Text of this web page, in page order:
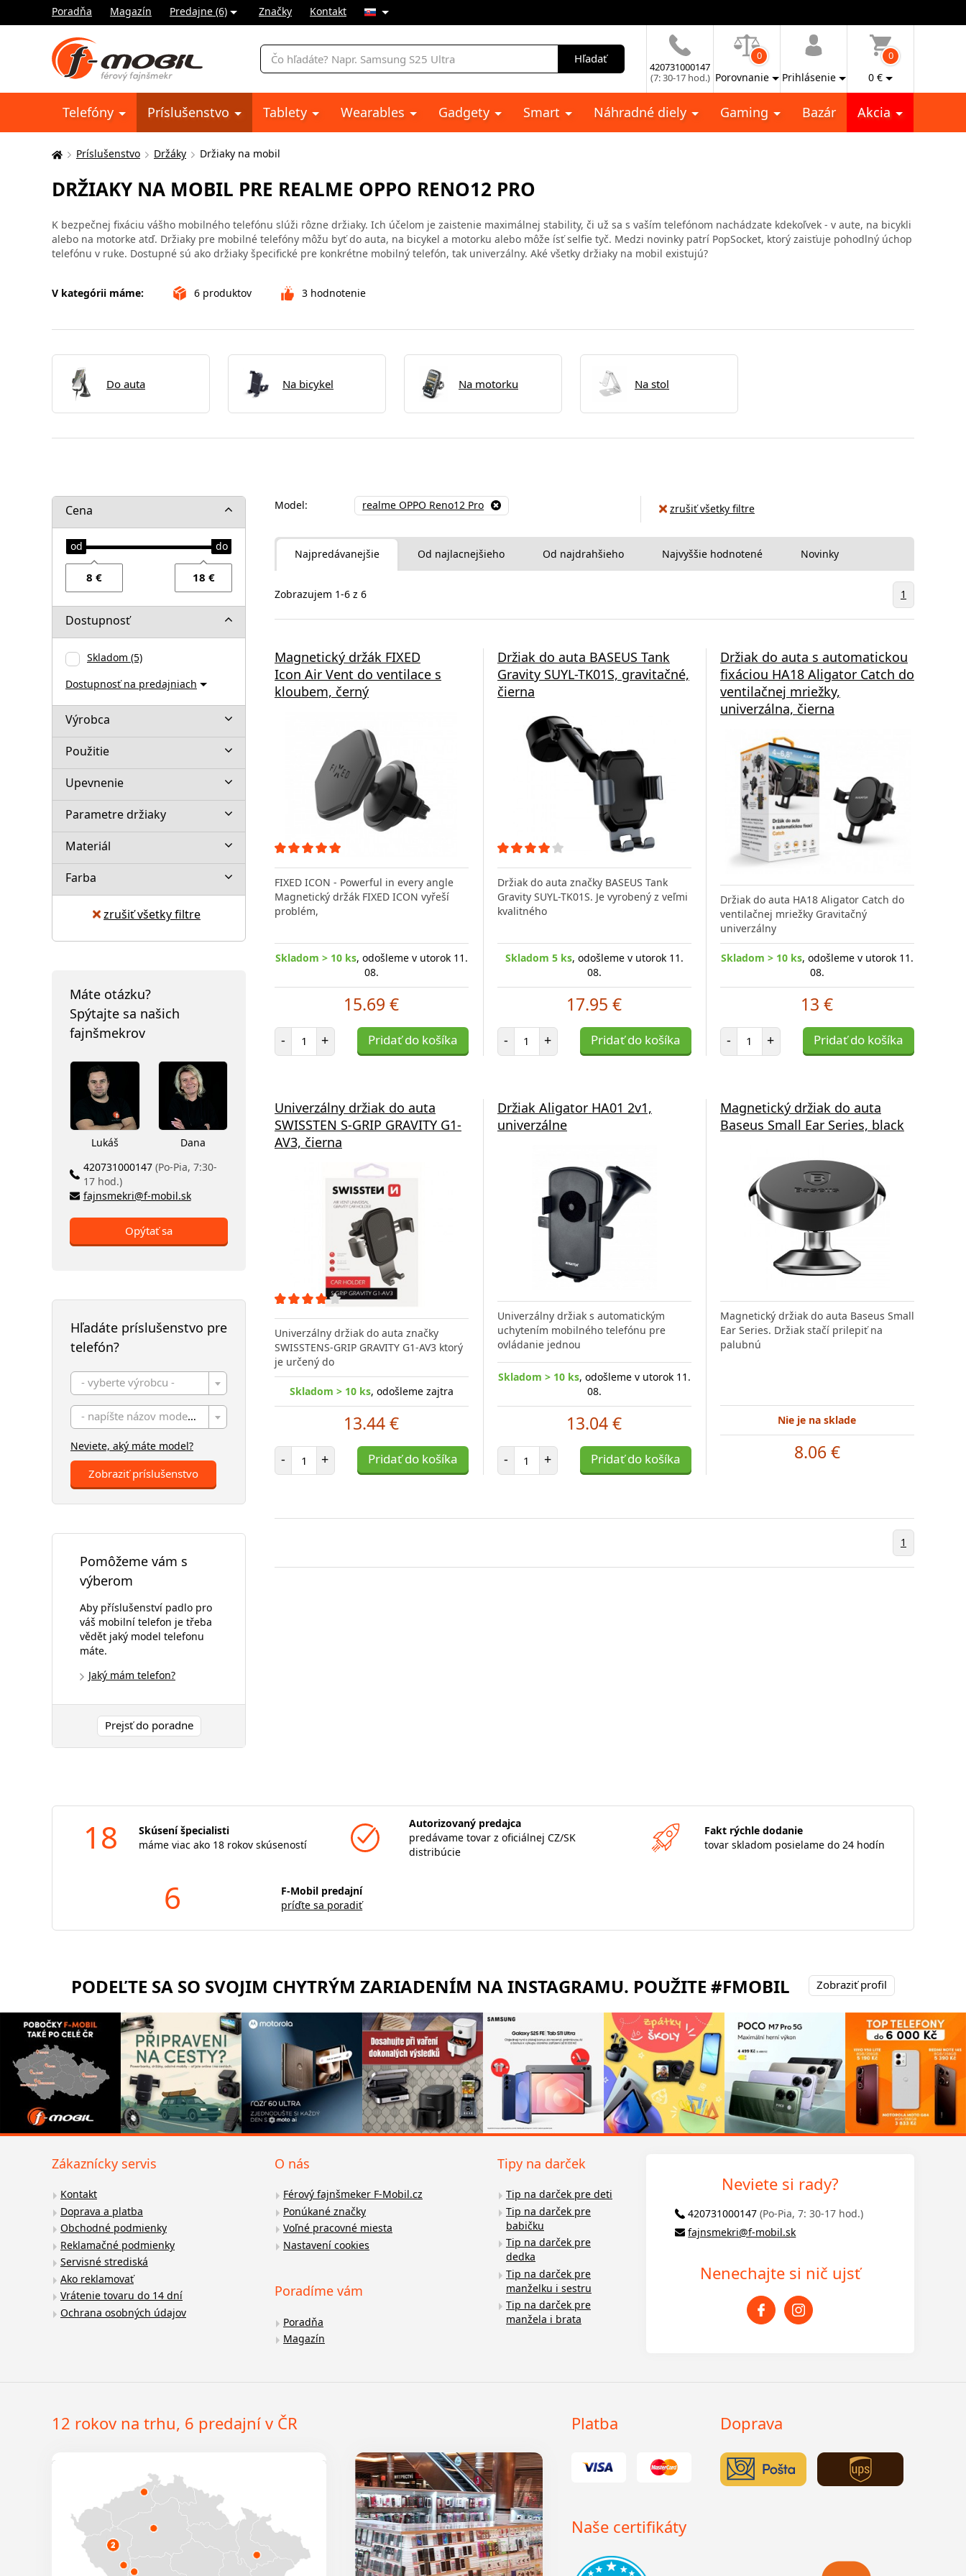
Poradňa Magazín Predajne (6) Značky Kontakt
Vyhľadávanie
Hľadať
420731000147
(7: 30-17 hod.)
0
Porovnanie Prihlásenie
0
0 €
Telefóny Príslušenstvo Tablety Wearables Gadgety Smart Náhradné diely Gaming Bazár Akcia
Tu
nachádzate:
Príslušenstvo Držáky Držiaky na mobil
DRŽIAKY NA MOBIL PRE REALME OPPO RENO12 PRO
K bezpečnej fixáciu vášho mobilného telefónu slúži rôzne držiaky. Ich účelom je zaistenie maximálnej stability, či už sa s vaším telefónom nachádzate kdekoľvek - v aute, na bicykli
alebo na motorke atď. Držiaky pre mobilné telefóny môžu byť do auta, na bicykel a motorku alebo môže ísť selfie tyč. Medzi novinky patrí PopSocket, ktorý zaisťuje pohodlný úchop
telefónu v ruke. Dostupné sú ako držiaky špecifické pre konkrétne mobilný telefón, tak univerzálny. Aké všetky držiaky na mobil existujú?
V kategórii máme: 6 produktov 3 hodnotenie
Do auta Na bicykel Na motorku Na stol
Cena
Dostupnosť
Skladom (5)
Dostupnosť na predajniach
Výrobca
Použitie
Upevnenie
Parametre držiaky
Materiál
Farba
zrušiť všetky filtre
Máte otázku?
Spýtajte sa našich
fajnšmekrov
Lukáš
Dana
420731000147 (Po-Pia, 7:30-
17 hod.)
fajnsmekri@f-mobil.sk
Opýtať sa
Hľadáte príslušenstvo pre
telefón?
- vyberte výrobcu -
- napíšte názov modelu -
Neviete, aký máte model?
Zobraziť príslušenstvo
Pomôžeme vám s
výberom
Aby příslušenství padlo pro
váš mobilní telefon je třeba
vědět jaký model telefonu
máte.
Jaký mám telefon?
Prejsť do poradne
Model: realme OPPO Reno12 Pro zrušiť všetky filtre
Najpredávanejšie Od najlacnejšieho Od najdrahšieho Najvyššie hodnotené Novinky
Zobrazujem 1-6 z 6 1
Magnetický držák FIXED
Icon Air Vent do ventilace s
kloubem, černý
FIXED ICON - Powerful in every angle
Magnetický držák FIXED ICON vyřeší
problém,
Skladom > 10 ks, odošleme v utorok 11.
08.
15.69 €
- Počet položiek
+ Pridať do košíka
Držiak do auta BASEUS Tank
Gravity SUYL-TK01S, gravitačné,
čierna
Držiak do auta značky BASEUS Tank
Gravity SUYL-TK01S. Je vyrobený z veľmi
kvalitného
Skladom 5 ks, odošleme v utorok 11.
08.
17.95 €
- Počet položiek
+ Pridať do košíka
Držiak do auta s automatickou
fixáciou HA18 Aligator Catch do
ventilačnej mriežky,
univerzálna, čierna
Držiak do auta HA18 Aligator Catch do
ventilačnej mriežky Gravitačný
univerzálny
Skladom > 10 ks, odošleme v utorok 11.
08.
13 €
- Počet položiek
+ Pridať do košíka
Univerzálny držiak do auta
SWISSTEN S-GRIP GRAVITY G1-
AV3, čierna
Univerzálny držiak do auta značky
SWISSTENS-GRIP GRAVITY G1-AV3 ktorý
je určený do
Skladom > 10 ks, odošleme zajtra
13.44 €
- Počet položiek
+ Pridať do košíka
Držiak Aligator HA01 2v1,
univerzálne
Univerzálny držiak s automatickým
uchytením mobilného telefónu pre
ovládanie jednou
Skladom > 10 ks, odošleme v utorok 11.
08.
13.04 €
- Počet položiek
+ Pridať do košíka
Magnetický držiak do auta
Baseus Small Ear Series, black
Magnetický držiak do auta Baseus Small
Ear Series. Držiak stačí prilepiť na
palubnú
Nie je na sklade
8.06 €
1
18
Skúsení špecialisti
máme viac ako 18 rokov skúseností
Autorizovaný predajca
predávame tovar z oficiálnej CZ/SK
distribúcie
Fakt rýchle dodanie
tovar skladom posielame do 24 hodín
6
F-Mobil predajní
príďte sa poradiť
PODEĽTE SA SO SVOJIM CHYTRÝM ZARIADENÍM NA INSTAGRAMU. POUŽITE #FMOBIL Zobraziť profil
Zákaznícky servis
Kontakt
Doprava a platba
Obchodné podmienky
Reklamačné podmienky
Servisné strediská
Ako reklamovať
Vrátenie tovaru do 14 dní
Ochrana osobných údajov
O nás
Férový fajnšmeker F-Mobil.cz
Ponúkané značky
Voľné pracovné miesta
Nastavení cookies
Poradíme vám
Poradňa
Magazín
Tipy na darček
Tip na darček pre deti
Tip na darček pre
babičku
Tip na darček pre
dedka
Tip na darček pre
manželku i sestru
Tip na darček pre
manžela i brata
Neviete si rady?
420731000147 (Po-Pia, 7: 30-17 hod.)
fajnsmekri@f-mobil.sk
Nenechajte si nič ujsť
12 rokov na trhu, 6 predajní v ČR Platba Doprava
Naše certifikáty